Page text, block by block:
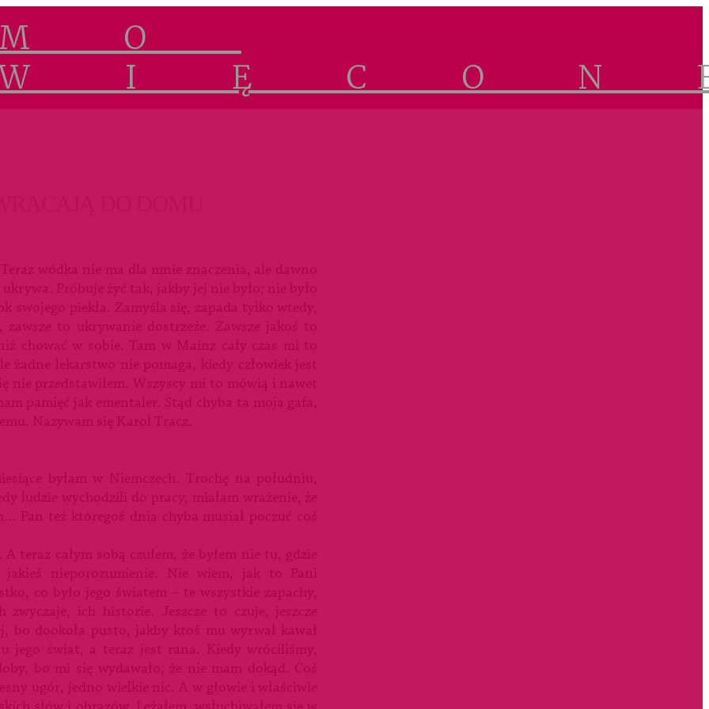
DO DOMU
wódka nie ma dla mnie znaczenia, ale dawno
Próbuje żyć tak, jakby jej nie było; nie było
swojego piekła. Zamyśla się, zapada tylko wtedy,
to ukrywanie dostrzeże. Zawsze jakoś to
chować w sobie. Tam w Mainz cały czas mi to
lekarstwo nie pomaga, kiedy człowiek jest
nie przedstawiłem. Wszyscy mi to mówią i nawet
pamięć jak ementaler. Stąd chyba ta moja gafa,
Nazywam się Karol Tracz.
byłam w Niemczech. Trochę na południu,
ludzie wychodzili do pracy, miałam wrażenie, że
Pan też któregoś dnia chyba musiał poczuć coś
teraz całym sobą czułem, że byłem nie tu, gdzie
nieporozumienie. Nie wiem, jak to Pani
co było jego światem – te wszystkie zapachy,
ich historie. Jeszcze to czuje, jeszcze
dookoła pusto, jakby ktoś mu wyrwał kawał
jego świat, a teraz jest rana. Kiedy wróciliśmy,
bo mi się wydawało, że nie mam dokąd. Coś
ugór, jedno wielkie nic. A w głowie i właściwie